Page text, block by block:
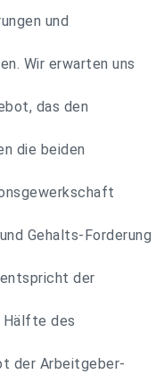
und
Wir erwarten uns
das den
die beiden
Gehalts-Forderung
der
Hälfte des
der Arbeitgeber-